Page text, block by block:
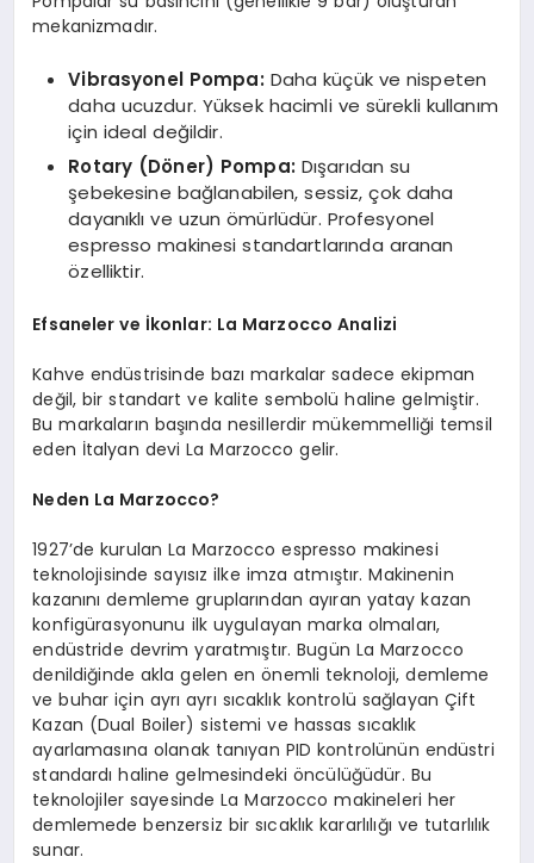
mekanizmadır.
Vibrasyonel Pompa: Daha küçük ve nispeten
daha ucuzdur. Yüksek hacimli ve sürekli kullanım
için ideal değildir.
Rotary (Döner) Pompa: Dışarıdan su
şebekesine bağlanabilen, sessiz, çok daha
dayanıklı ve uzun ömürlüdür. Profesyonel
espresso makinesi standartlarında aranan
özelliktir.
Efsaneler ve İkonlar: La Marzocco Analizi
Kahve endüstrisinde bazı markalar sadece ekipman
değil, bir standart ve kalite sembolü haline gelmiştir.
Bu markaların başında nesillerdir mükemmelliği temsil
eden İtalyan devi La Marzocco gelir.
Neden La Marzocco?
1927’de kurulan La Marzocco espresso makinesi
teknolojisinde sayısız ilke imza atmıştır. Makinenin
kazanını demleme gruplarından ayıran yatay kazan
konfigürasyonunu ilk uygulayan marka olmaları,
endüstride devrim yaratmıştır. Bugün La Marzocco
denildiğinde akla gelen en önemli teknoloji, demleme
ve buhar için ayrı ayrı sıcaklık kontrolü sağlayan Çift
Kazan (Dual Boiler) sistemi ve hassas sıcaklık
ayarlamasına olanak tanıyan PID kontrolünün endüstri
standardı haline gelmesindeki öncülüğüdür. Bu
teknolojiler sayesinde La Marzocco makineleri her
demlemede benzersiz bir sıcaklık kararlılığı ve tutarlılık
sunar.